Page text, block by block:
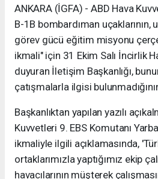
ANKARA (İGFA) - ABD Hava
B-1B bombardıman
görev gücü eğitim misyonu
ikmali" için 31 Ekim Salı İncirlik
duyuran İletişim Başkanlığı,
çatışmalarla ilgisi
Başkanlıktan yapılan yazılı
Kuvvetleri 9. EBS Komutanı
ikmaliyle ilgili açıklamasında,
ortaklarımızla yaptığımız ekip
havacılarının müşterek